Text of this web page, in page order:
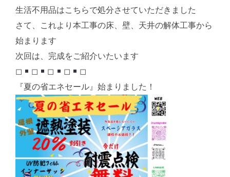
生活不用品はこちらで処分させていただきました
さて、これより本工事の床、壁、天井の解体工事から
始まります
次回は、完成をご紹介いたいます
◻︎
◻︎ ◻︎ ◻︎
◻︎
『夏の省エネセール』始まりました！